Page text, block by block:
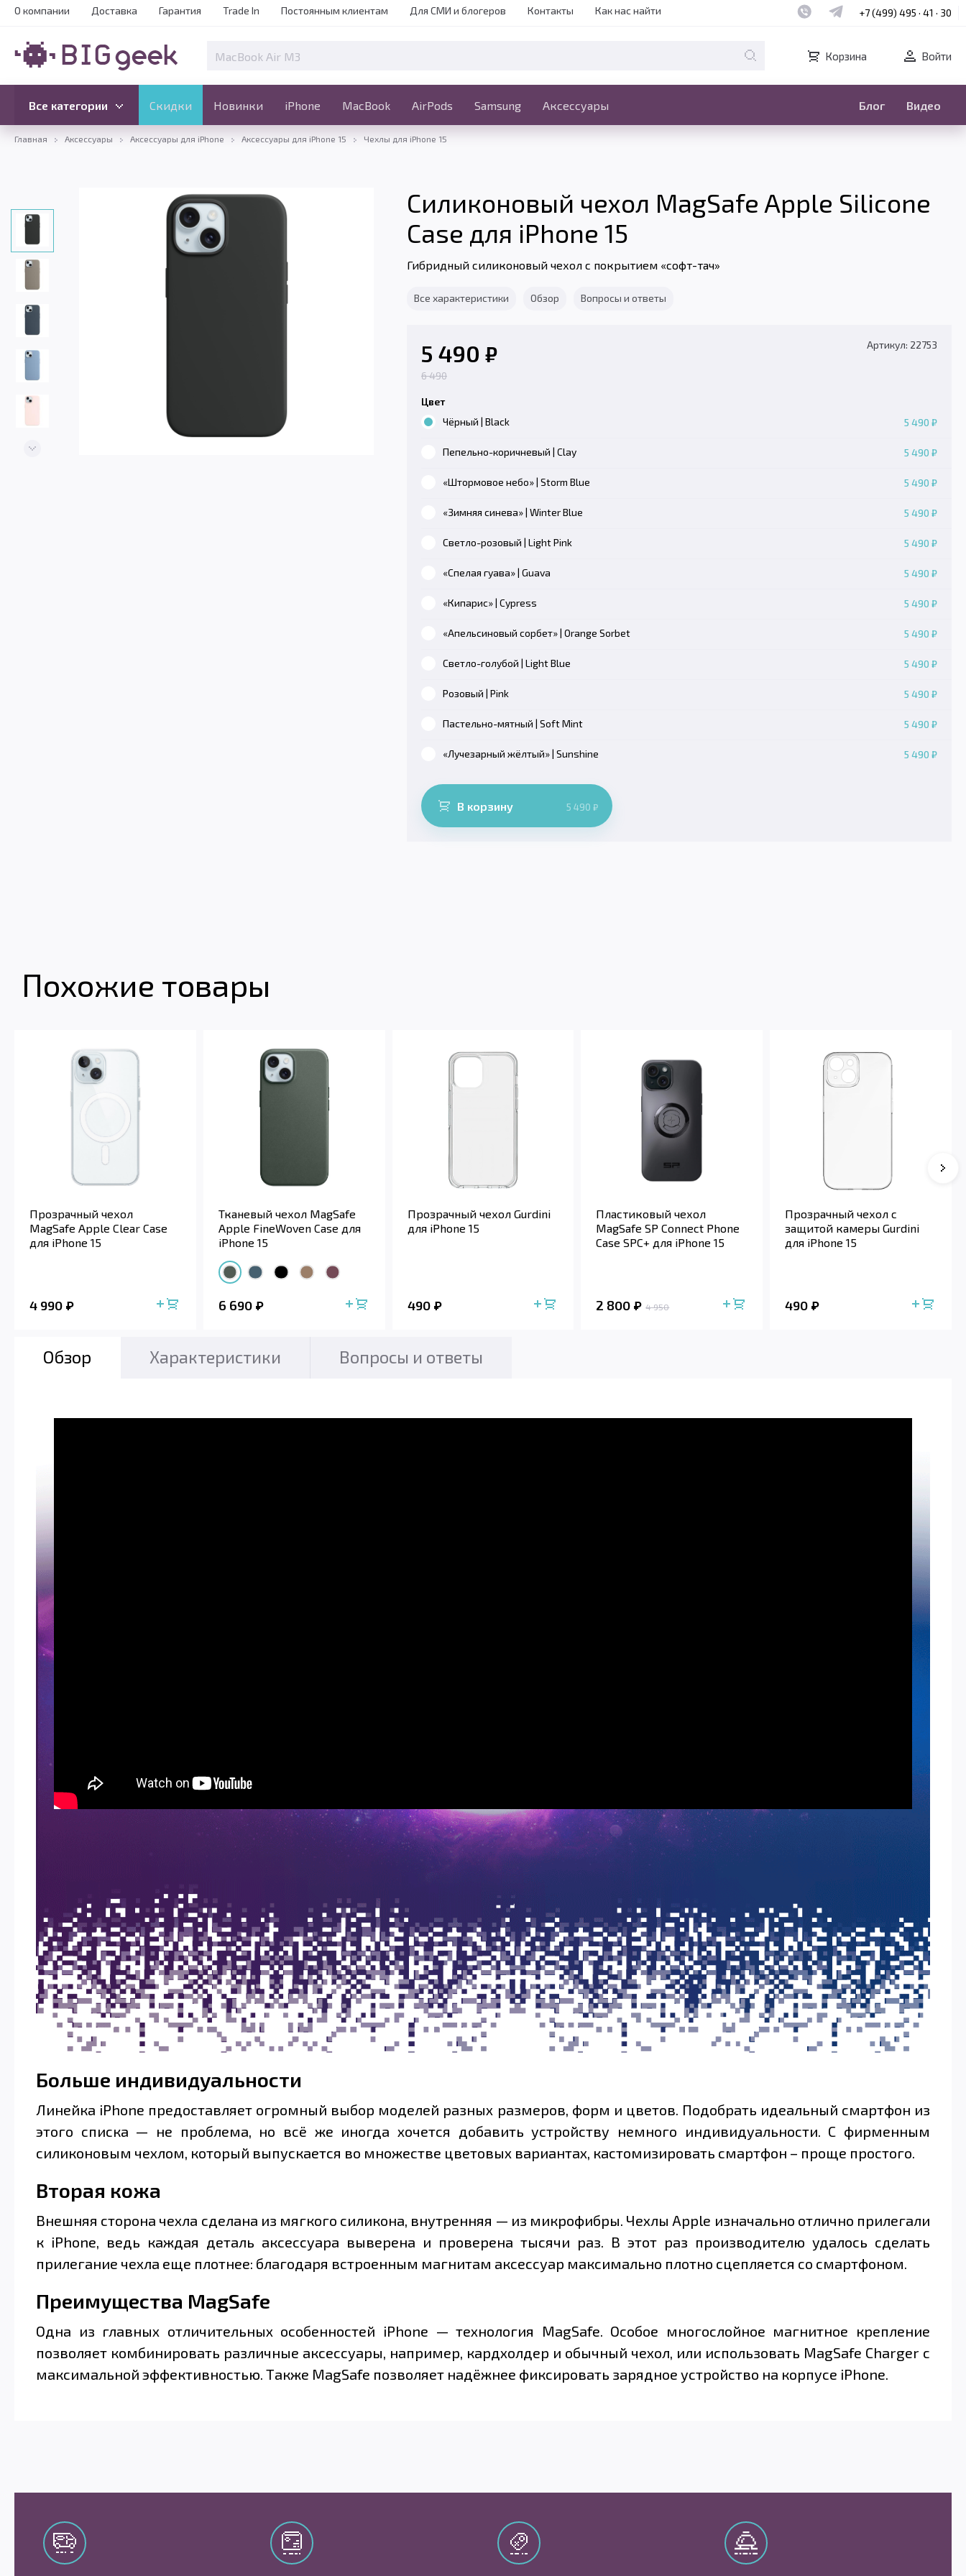
О компании Доставка Гарантия Trade In Постоянным клиентам Для СМИ и блогеров Контакты Как нас найти Наш whatsapp
Наш telegram
+7 (499) 495 · 41 · 30
Корзина Войти
Все категории Скидки Новинки iPhone MacBook AirPods Samsung Аксессуары Блог Видео
Скидки Новинки iPhone MacBook
Все категории Ещё
Главная Аксессуары Аксессуары для iPhone Аксессуары для iPhone 15 Чехлы для iPhone 15
Силиконовый чехол MagSafe Apple Silicone
Case для iPhone 15
Гибридный силиконовый чехол с покрытием «софт-тач»
Все характеристики Обзор Вопросы и ответы
5 490 ₽ Артикул: 22753
6 490
Цвет
Чёрный | Black
5 490 ₽
Пепельно-коричневый | Clay 5 490 ₽
«Штормовое небо» | Storm Blue 5 490 ₽
«Зимняя синева» | Winter Blue 5 490 ₽
Светло-розовый | Light Pink 5 490 ₽
«Спелая гуава» | Guava 5 490 ₽
«Кипарис» | Cypress 5 490 ₽
«Апельсиновый сорбет» | Orange Sorbet 5 490 ₽
Светло-голубой | Light Blue 5 490 ₽
Розовый | Pink 5 490 ₽
Пастельно-мятный | Soft Mint 5 490 ₽
«Лучезарный жёлтый» | Sunshine 5 490 ₽
В корзину 5 490 ₽
Похожие товары
Прозрачный чехол
MagSafe Apple Clear Case
для iPhone 15
4 990
Тканевый чехол MagSafe
Apple FineWoven Case для
iPhone 15
6 690
Прозрачный чехол Gurdini
для iPhone 15
490
Пластиковый чехол
MagSafe SP Connect Phone
Case SPC+ для iPhone 15
2 800 4 950
Прозрачный чехол с
защитой камеры Gurdini
для iPhone 15
490
Обзор Характеристики Вопросы и ответы
Больше индивидуальности
Линейка iPhone предоставляет огромный выбор моделей разных размеров, форм и цветов. Подобрать идеальный смартфон из
этого списка — не проблема, но всё же иногда хочется добавить устройству немного индивидуальности. С фирменным
силиконовым чехлом, который выпускается во множестве цветовых вариантах, кастомизировать смартфон – проще простого.
Вторая кожа
Внешняя сторона чехла сделана из мягкого силикона, внутренняя — из микрофибры. Чехлы Apple изначально отлично прилегали
к iPhone, ведь каждая деталь аксессуара выверена и проверена тысячи раз. В этот раз производителю удалось сделать
прилегание чехла еще плотнее: благодаря встроенным магнитам аксессуар максимально плотно сцепляется со смартфоном.
Преимущества MagSafe
Одна из главных отличительных особенностей iPhone — технология MagSafe. Особое многослойное магнитное крепление
позволяет комбинировать различные аксессуары, например, кардхолдер и обычный чехол, или использовать MagSafe Charger с
максимальной эффективностью. Также MagSafe позволяет надёжнее фиксировать зарядное устройство на корпусе iPhone.